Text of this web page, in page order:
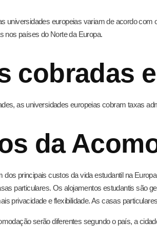
universidades europeias variam de acordo
nos países do Norte da Europa.
cobradas
as universidades europeias cobram taxas
da
dos principais custos da vida estudantil na
particulares. Os alojamentos estudantis são
privacidade e flexibilidade. As casas
serão diferentes segundo o país, a